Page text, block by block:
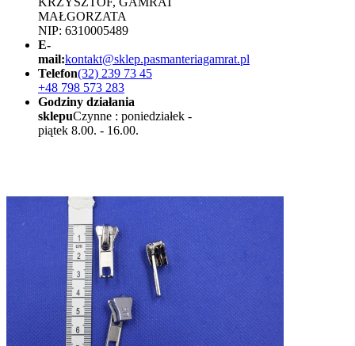
MAŁGORZATA
NIP: 6310005489
E-
mail:kontakt@sklep.pasmanteriagamrat.pl
Telefon(32) 239 73 45
+48 798 573 283
Godziny działania
sklepuCzynne : poniedziałek -
piątek 8.00. - 16.00.